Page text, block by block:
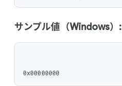
サンプル値（Windows）:
0x00000000